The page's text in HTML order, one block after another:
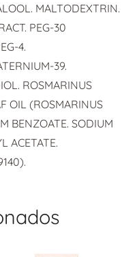
MALTODEXTRIN.
PEG-30
4.
39.
ROSMARINUS
OIL (ROSMARINUS
BENZOATE. SODIUM
ACETATE.